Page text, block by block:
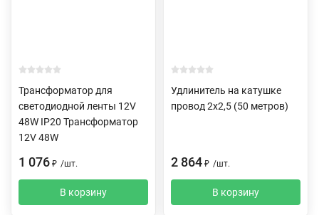
Трансформатор для
светодиодной ленты 12V
48W IP20 Трансформатор
12V 48W
1 076 ₽ /шт.
В корзину
Удлинитель на катушке
провод 2х2,5 (50 метров)
2 864 ₽ /шт.
В корзину